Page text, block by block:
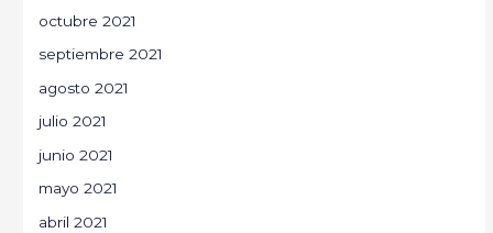
octubre 2021
septiembre 2021
agosto 2021
julio 2021
junio 2021
mayo 2021
abril 2021